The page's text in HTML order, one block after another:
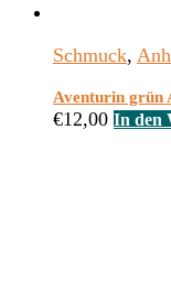
Schmuck,
Aventurin grün
€12,00 In den